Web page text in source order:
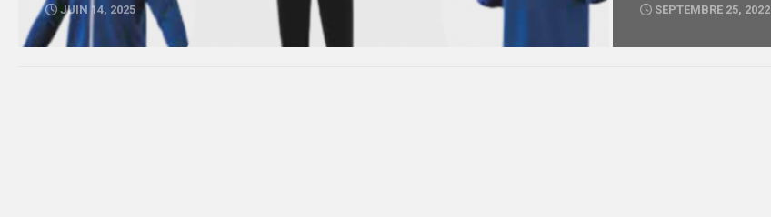
JUIN 14, 2025 SEPTEMBRE 25, 2022